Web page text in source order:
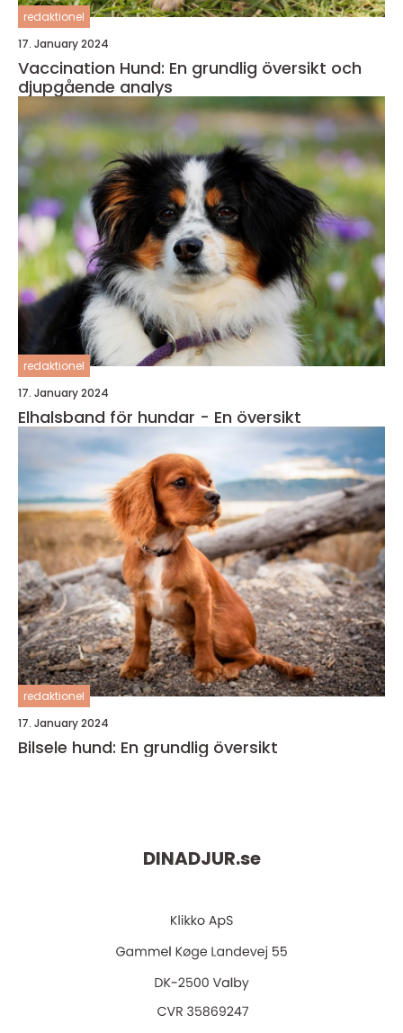
redaktionel
17. January 2024
Vaccination Hund: En grundlig översikt och
djupgående analys
redaktionel
17. January 2024
Elhalsband för hundar - En översikt
redaktionel
17. January 2024
Bilsele hund: En grundlig översikt
DINADJUR.se